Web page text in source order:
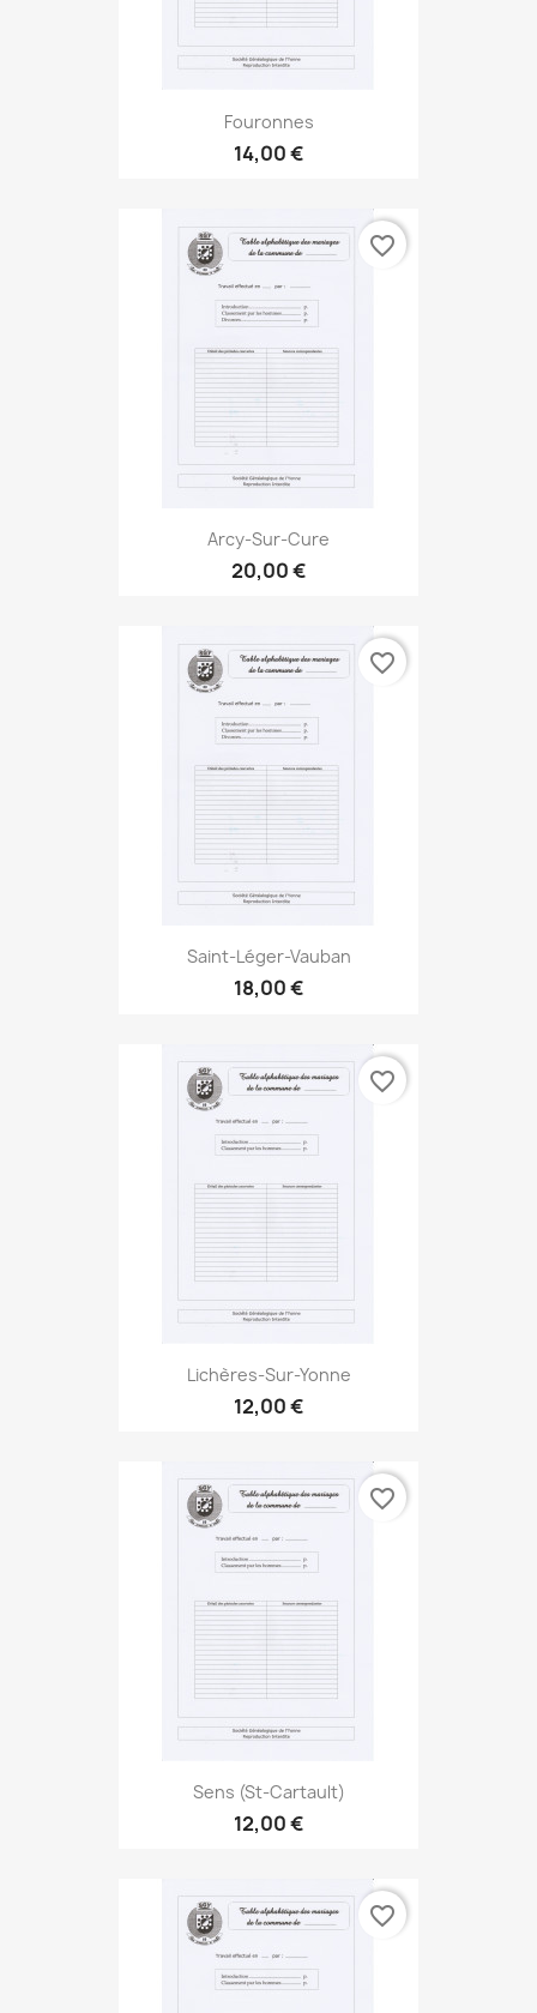
Fouronnes
14,00 €
Arcy-Sur-Cure
20,00 €
favorite_border
Saint-Léger-Vauban
18,00 €
favorite_border
Lichères-Sur-Yonne
12,00 €
favorite_border
Sens (St-Cartault)
12,00 €
favorite_border
favorite_border